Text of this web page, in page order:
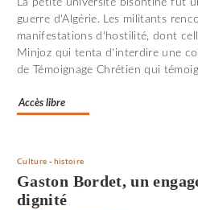
guerre d'Algérie. Les militants
manifestations d'hostilité, dont
Minjoz qui tenta d'interdire une
de Témoignage Chrétien qui
Accès libre
Culture - histoire
Gaston Bordet, un
dignité